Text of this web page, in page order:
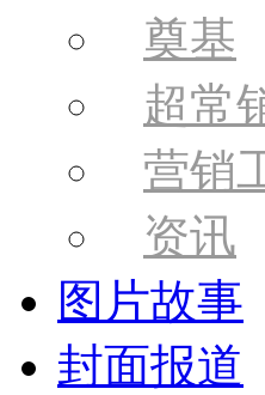
奠基
超常
营销
资讯
图片故事
封面报道